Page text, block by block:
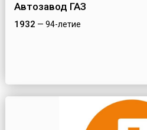
Автозавод ГАЗ
1932 — 94-летие